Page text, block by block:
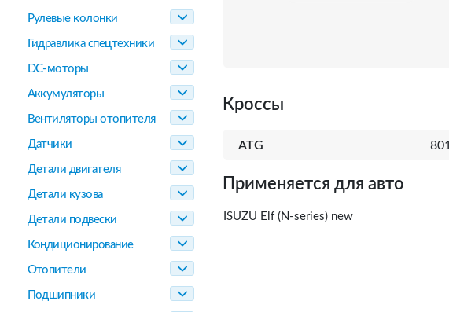
Рулевые колонки
Гидравлика спецтехники
DC-моторы
Аккумуляторы
Вентиляторы отопителя
Датчики
Детали двигателя
Детали кузова
Детали подвески
Кондиционирование
Отопители
Подшипники
Кроссы
ATG
Применяется для авто
ISUZU Elf (N-series) new